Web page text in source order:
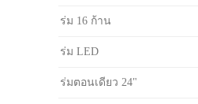
ร่ม 16 ก้าน
ร่ม LED
ร่มตอนเดียว 24"